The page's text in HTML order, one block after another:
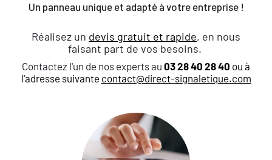
Un panneau unique et adapté à votre entreprise !
Réalisez un devis gratuit et rapide, en nous
faisant part de vos besoins.
Contactez l'un de nos experts au 03 28 40 28 40 ou à
l'adresse suivante contact@direct-signaletique.com